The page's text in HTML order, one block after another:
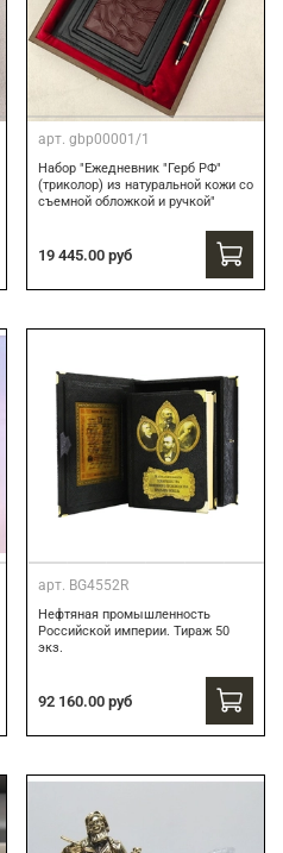
арт. gbp00001/1
Набор "Ежедневник "Герб РФ"
(триколор) из натуральной кожи со
съемной обложкой и ручкой"
19 445.00 руб
арт. BG4552R
Нефтяная промышленность
Российской империи. Тираж 50
экз.
92 160.00 руб